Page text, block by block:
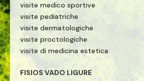
visite medico sportive
visite pediatriche
visite dermatologiche
visite proctologiche
visite di medicina estetica
FISIOS VADO LIGURE